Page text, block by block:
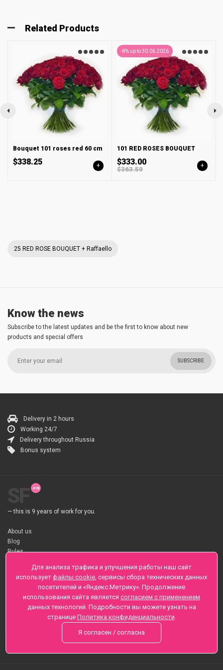
Related Products
Bouquet 101 roses red 60 cm
$338.25 +
-8% up to 30.06.2026
101 RED ROSES BOUQUET
$333.00
$363.50 +
25 RED ROSE BOUQUET + Raffaello
Know the news
Subscribe to the latest updates and be the first to know about new
products and special offers
SUBSCRIBE
Delivery in 2 hours
Working 24/7
Delivery throughout Russia
Bonus system
— this is 9 years of work for you.
About us
Blog
Rules
About flower Delivery
Payment
Telegramm
Sankt-Peterburg, Zaozernaya 6
+7 (812) 425-01-16
Questions? Call 24 hours
Для анализа трафика и улучшения работы наш сайт
использует файлы cookie, сервисы сбора технических данных
посетителей и «Яндекс.Метрику». Продолжение
использования сайта является согласием с применением
данных технологий. Подробности вы можете узнать на
странице Политика конфиденциальности.
Я согласен / согласна